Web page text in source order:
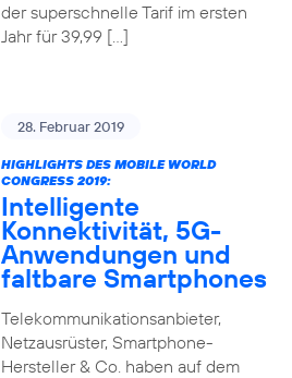
der superschnelle Tarif im ersten
Jahr für 39,99 […]
28. Februar 2019
HIGHLIGHTS DES MOBILE WORLD
CONGRESS 2019:
Intelligente
Konnektivität, 5G-
Anwendungen und
faltbare Smartphones
Telekommunikationsanbieter,
Netzausrüster, Smartphone-
Hersteller & Co. haben auf dem